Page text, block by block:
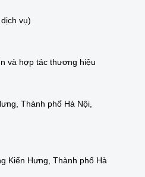
vụ)
và hợp tác thương hiệu
Thành phố Hà Nội,
Kiến Hưng, Thành phố Hà